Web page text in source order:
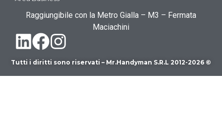
Raggiungibile con la Metro Gialla – M3 – Fermata
Maciachini
Tutti i diritti sono riservati – Mr.Handyman S.R.L 2012-2026 ©